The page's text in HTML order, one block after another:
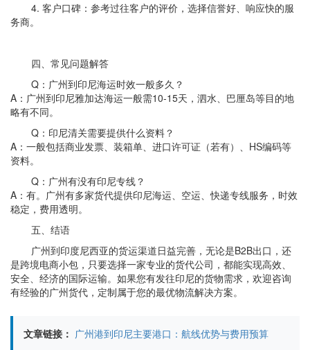
4. 客户口碑：参考过往客户的评价，选择信誉好、响应快的服
务商。
四、常见问题解答
Q：广州到印尼海运时效一般多久？
A：广州到印尼雅加达海运一般需10-15天，泗水、巴厘岛等目的地
略有不同。
Q：印尼清关需要提供什么资料？
A：一般包括商业发票、装箱单、进口许可证（若有）、HS编码等
资料。
Q：广州有没有印尼专线？
A：有。广州有多家货代提供印尼海运、空运、快递专线服务，时效
稳定，费用透明。
五、结语
广州到印度尼西亚的货运渠道日益完善，无论是B2B出口，还
是跨境电商小包，只要选择一家专业的货代公司，都能实现高效、
安全、经济的国际运输。如果您有发往印尼的货物需求，欢迎咨询
有经验的广州货代，定制属于您的最优物流解决方案。
文章链接： 广州港到印尼主要港口：航线优势与费用预算